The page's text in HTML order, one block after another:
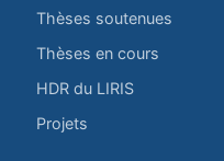
Thèses soutenues
Thèses en cours
HDR du LIRIS
Projets